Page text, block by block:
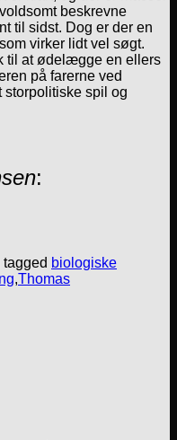
beskrevne
til sidst. Dog er der en
virker lidt vel søgt.
til at ødelægge en ellers
på farerne ved
storpolitiske spil og
:
tagged biologiske
,Thomas